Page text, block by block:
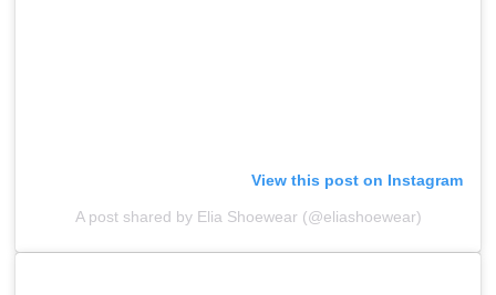
View this post on Instagram
A post shared by Elia Shoewear (@eliashoewear)